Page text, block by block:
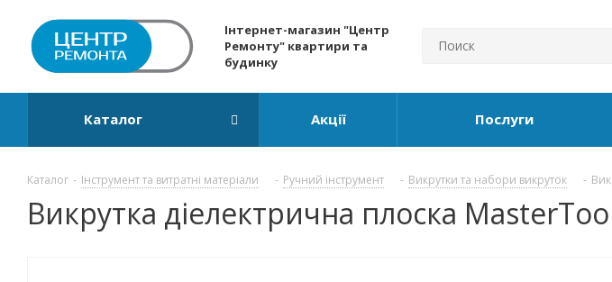
Інтернет-магазин "Центр
Ремонту" квартири та
будинку
Каталог Акції Послуги
Каталог - Інструмент та витратні матеріали - Ручний інструмент - Викрутки та набори викруток -
Викрутка діелектрична плоска